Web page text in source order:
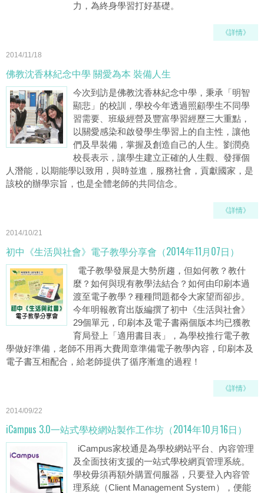
力，為終身學習打好基礎。
《詳情》
2014/11/18
佛教沈香林紀念中學 關愛為本 裝備人生
今次到訪是佛教沈香林紀念中學，秉承「明智
顯悲」的校訓，學校今年透過照顧學生不同學
習需要、班級經營及豐富學習經歷三大重點，
以關愛感染和啟發學生學習上的自主性，讓他
們及早裝備，掌握及創造自己的人生。劉潤堯
校長表示，讓學生建立正確的人生觀、發揮個
人潛能，以期能學以致用，與時並進，服務社會，貢獻國家，是
該校的辦學宗旨，也是全體老師的共同信念。
《詳情》
2014/10/21
初中《生活與社會》電子教學分享會（2014年11月07日）
電子教學發展是大勢所趨，但如何教？教什
麼？如何與現有教學法結合？如何由印刷本過
渡至電子教學？種種問題都令大家望而卻步。
今年明報教育出版編撰了初中《生活與社會》
29個單元，印刷本及電子書兩個版本均已獲教
育局登上「適用書目表」，為學校推行電子教
學做好準備，老師不用再大費周章準備電子教學內容，印刷本及
電子書互相配合，給老師提供了循序漸進的過程！
《詳情》
2014/09/22
iCampus 3.0一站式學校網站製作工作坊（2014年10月16日）
iCampus家校通是為學校網站平台、內容管理
及全面技術支援的一站式學校網頁管理系統。
學校毋須再額外購置伺服器，只要登入內容管
理系統（Client Management System），便能